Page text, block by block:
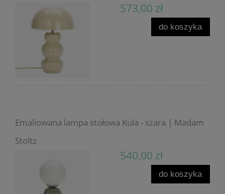
573,00 zł
do koszyka
Emaliowana lampa stołowa Kula - szara | Madam
Stoltz
540,00 zł
do koszyka